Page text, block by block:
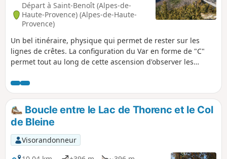
Départ à Saint-Benoît (Alpes-de-
Haute-Provence) (Alpes-de-Haute-
Provence)
Un bel itinéraire, physique qui permet de rester sur les
lignes de crêtes. La configuration du Var en forme de "C"
permet tout au long de cette ascension d'observer les
randonnée, déambuler dans les ruelles aux vieux murs de
ce magnifique village.
Boucle entre le Lac de Thorenc et le Col
de Bleine
Visorandonneur